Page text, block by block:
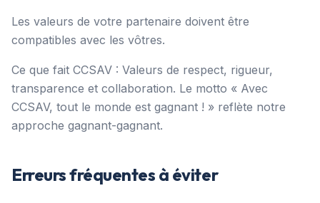
Les valeurs de votre partenaire doivent être
compatibles avec les vôtres.
Ce que fait CCSAV : Valeurs de respect, rigueur,
transparence et collaboration. Le motto « Avec
CCSAV, tout le monde est gagnant ! » reflète notre
approche gagnant-gagnant.
Erreurs fréquentes à éviter